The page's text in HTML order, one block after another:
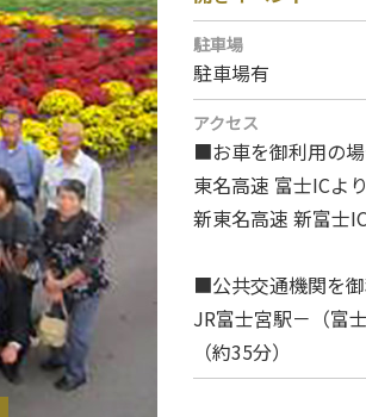
駐車場
駐車場有
アクセス
■お車を御利用の
東名高速 富士ICよ
新東名高速 新富士
■公共交通機関を
JR富士宮駅－（富
（約35分）